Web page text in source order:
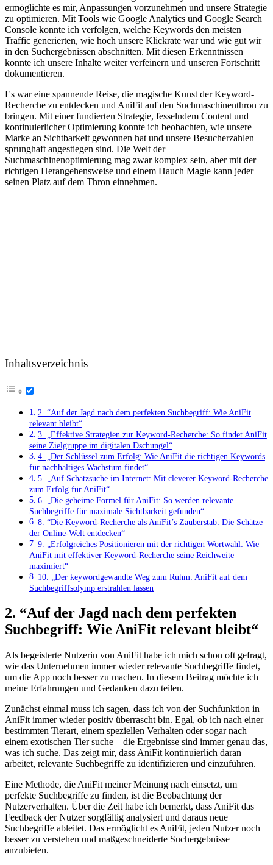
ermöglichte ‌es ⁤mir, Anpassungen⁤ vorzunehmen und unsere Strategie
zu optimieren. Mit Tools⁣ wie Google​ Analytics und ​Google Search
Console konnte ich verfolgen, welche ‍Keywords den meisten
Traffic generierten, wie hoch unsere Klickrate​ war und wie gut⁤ wir
in den Suchergebnissen abschnitten. Mit diesen Erkenntnissen
konnte ich unsere⁢ Inhalte weiter ⁤verfeinern und unseren Fortschritt
dokumentieren.
Es war ​eine spannende Reise, die‌ magische Kunst der Keyword-
Recherche ​zu‌ entdecken und AniFit ⁣auf den​ Suchmaschinenthron‍ zu
bringen. ‍Mit‍ einer‌ fundierten Strategie, fesselndem Content und
kontinuierlicher Optimierung konnte ich beobachten, wie unsere
Marke an Sichtbarkeit gewonnen ‍hat⁤ und unsere​ Besucherzahlen
sprunghaft​ angestiegen sind. Die ‌Welt der
Suchmaschinenoptimierung mag zwar​ komplex sein, ⁣aber mit ⁢der
richtigen Herangehensweise und ⁤einem⁤ Hauch Magie ⁣kann jeder
seinen ​Platz auf dem⁢ Thron einnehmen.
Inhaltsverzeichnis
2. ​“Auf der Jagd nach dem perfekten Suchbegriff: Wie AniFit
relevant⁢ bleibt“
3. „Effektive Strategien zur Keyword-Recherche: So findet AniFit
seine Zielgruppe im‍ digitalen ⁣Dschungel“
4. „Der Schlüssel ​zum Erfolg: Wie ​AniFit​ die ‍richtigen Keywords
für nachhaltiges Wachstum findet“
5. „Auf Schatzsuche im⁣ Internet: Mit cleverer Keyword-Recherche
⁤zum​ Erfolg ⁢für‍ AniFit“
6. „Die geheime Formel für AniFit: So‌ werden relevante
Suchbegriffe⁤ für maximale Sichtbarkeit gefunden“
8. ⁢“Die Keyword-Recherche als AniFit’s Zauberstab: Die Schätze
der ⁢Online-Welt entdecken“
9. „Erfolgreiches⁢ Positionieren mit der⁣ richtigen Wortwahl: Wie
⁢AniFit ‌mit effektiver​ Keyword-Recherche ⁣seine Reichweite
⁤maximiert“
10. „Der keywordgewandte ⁤Weg zum Ruhm: AniFit‍ auf dem
Suchbegriffsolymp erstrahlen lassen
2. ​“Auf der Jagd nach dem perfekten
Suchbegriff: Wie AniFit relevant⁢ bleibt“
Als begeisterte Nutzerin von AniFit habe ich mich schon oft ⁣gefragt,
wie das Unternehmen immer wieder relevante Suchbegriffe findet,
um die App⁤ noch ‌besser zu machen. In diesem Beitrag ‍möchte ich
meine Erfahrungen und Gedanken dazu teilen.
Zunächst‌ einmal‍ muss‍ ich sagen, dass ich von der Suchfunktion in
AniFit immer wieder ‍positiv überrascht bin. Egal, ob ich nach einer
bestimmten⁤ Tierart, einem speziellen Verhalten oder sogar ‌nach
einem exotischen⁣ Tier suche⁢ – ⁢die⁤ Ergebnisse sind immer genau das,
was ich‍ suche. ‍Das ⁢zeigt mir,‍ dass ⁢AniFit kontinuierlich⁤ daran
arbeitet, relevante Suchbegriffe zu identifizieren und⁢ einzuführen.
Eine ⁣Methode, die AniFit⁢ meiner Meinung ⁢nach einsetzt, um
perfekte Suchbegriffe zu finden, ist die ⁤Beobachtung der‍
Nutzerverhalten. ​Über die Zeit habe ich bemerkt,​ dass‌ AniFit das
Feedback der Nutzer sorgfältig‌ analysiert​ und ‍daraus neue ​
Suchbegriffe ableitet. Das ermöglicht es AniFit, jeden Nutzer⁤ noch
besser zu verstehen und maßgeschneiderte Suchergebnisse
anzubieten.